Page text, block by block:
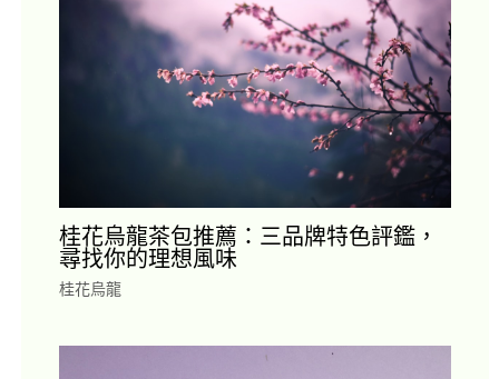
桂花烏龍茶包推薦：三品牌特色評鑑，
尋找你的理想風味
桂花烏龍